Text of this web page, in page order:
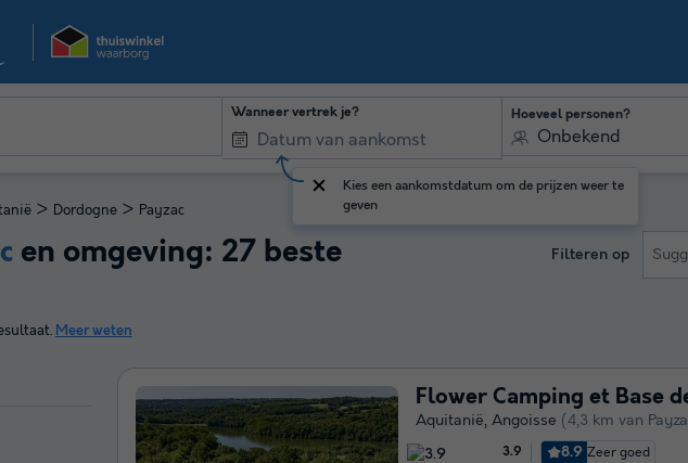
Wanneer vertrek je?
Kies een aankomstdatum om de prijzen weer te
geven
Hoeveel personen?
Onbekend
> Dordogne > Payzac
en omgeving: 27 beste
Meer weten
Filteren op
Flower Camping et Base
Aquitanië, Angoisse (4,3 km van
3.9 8.9 Zeer goed